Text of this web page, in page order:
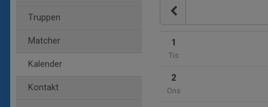
Truppen
Matcher
Kalender
Kontakt
1
Tis
2
Ons